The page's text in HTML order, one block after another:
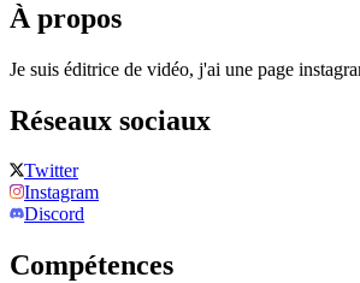
À propos
Je suis éditrice de vidéo, j'ai une page
Réseaux sociaux
Twitter
Instagram
Discord
Compétences